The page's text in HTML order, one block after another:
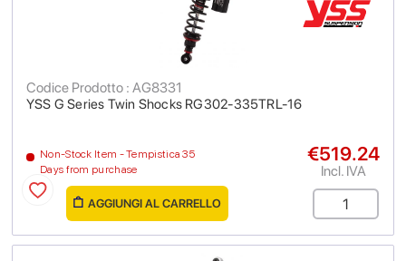
YSS G Series Twin Shocks RG302-335TRL-16
Codice Prodotto : AG8331
Non-Stock Item - Tempistica 35
Days from purchase
€519.24
Incl. IVA
AGGIUNGI AL CARRELLO